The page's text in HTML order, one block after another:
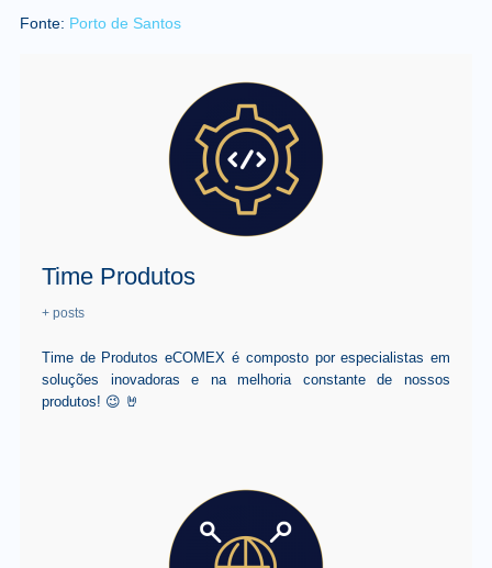
Fonte: Porto de Santos
Time Produtos
+ posts
Time de Produtos eCOMEX é composto por especialistas em
soluções inovadoras e na melhoria constante de nossos
produtos! 😉 🤘